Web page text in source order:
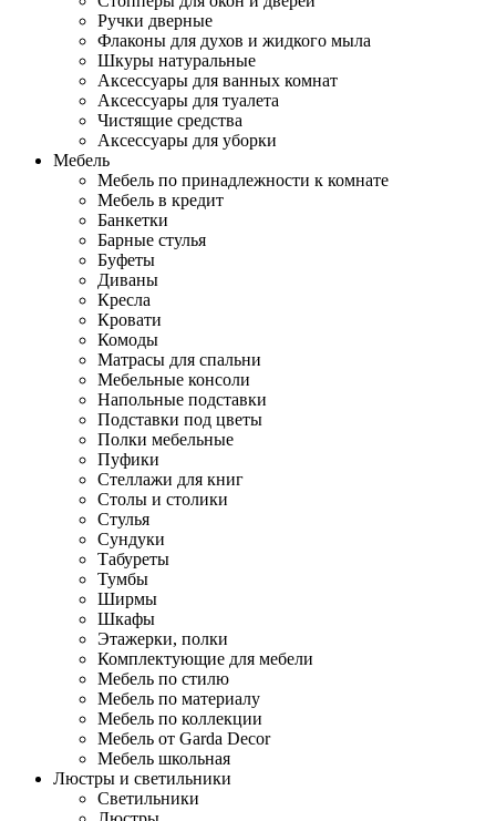
Ручки дверные
Флаконы для духов и жидкого мыла
Шкуры натуральные
Аксессуары для ванных комнат
Аксессуары для туалета
Чистящие средства
Аксессуары для уборки
Мебель
Мебель по принадлежности к комнате
Мебель в кредит
Банкетки
Барные стулья
Буфеты
Диваны
Кресла
Кровати
Комоды
Матрасы для спальни
Мебельные консоли
Напольные подставки
Подставки под цветы
Полки мебельные
Пуфики
Стеллажи для книг
Столы и столики
Стулья
Сундуки
Табуреты
Тумбы
Ширмы
Шкафы
Этажерки, полки
Комплектующие для мебели
Мебель по стилю
Мебель по материалу
Мебель по коллекции
Мебель от Garda Decor
Мебель школьная
Люстры и светильники
Светильники